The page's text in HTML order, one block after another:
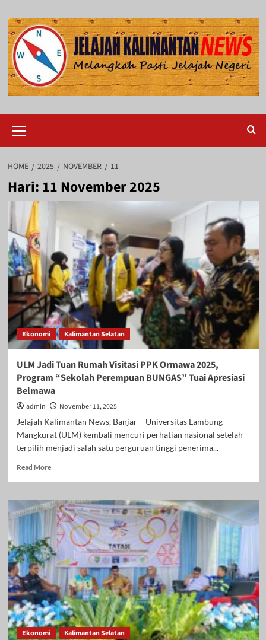
to
content
Menu
HOME 2025 NOVEMBER 11
Hari: 11 November 2025
Ekonomi Kalimantan Selatan
ULM Jadi Tuan Rumah Visitasi PPK Ormawa 2025,
Program “Sekolah Perempuan BUNGAS” Tuai Apresiasi
Belmawa
admin
November 11, 2025
Jelajah Kalimantan News, Banjar – Universitas Lambung
Mangkurat (ULM) kembali mencuri perhatian nasional setelah
terpilih menjadi salah satu perguruan tinggi penerima...
Read MoreRead
ULM
Jadi
Tuan
Rumah
Visitasi
PPK
Ormawa
2025,
Program
“Sekolah
Perempuan
BUNGAS”
Tuai
Ekonomi Kalimantan Selatan